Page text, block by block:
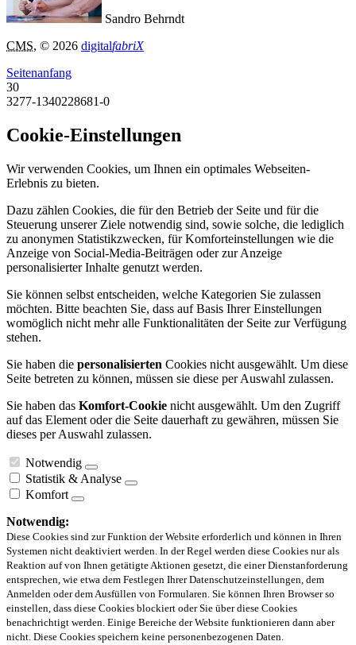
Sandro Behrndt
CMS, © 2026 digitalfabriX
Seitenanfang
30
3277-1340228681-0
Cookie-Einstellungen
Wir verwenden Cookies, um Ihnen ein optimales Webseiten-
Erlebnis zu bieten.
Dazu zählen Cookies, die für den Betrieb der Seite und für die
Steuerung unserer Ziele notwendig sind, sowie solche, die lediglich
zu anonymen Statistikzwecken, für Komforteinstellungen wie die
Anzeige von Social-Media-Beiträgen oder zur Anzeige
personalisierter Inhalte genutzt werden.
Sie können selbst entscheiden, welche Kategorien Sie zulassen
möchten. Bitte beachten Sie, dass auf Basis Ihrer Einstellungen
womöglich nicht mehr alle Funktionalitäten der Seite zur Verfügung
stehen.
Sie haben die personalisierten Cookies nicht ausgewählt. Um diese
Seite betreten zu können, müssen sie diese per Auswahl zulassen.
Sie haben das Komfort-Cookie nicht ausgewählt. Um den Zugriff
auf das Element oder die Seite dauerhaft zu gewähren, müssen Sie
dieses per Auswahl zulassen.
Notwendig
Statistik & Analyse
Komfort
Notwendig:
Diese Cookies sind zur Funktion der Website erforderlich und können in Ihren
Systemen nicht deaktiviert werden. In der Regel werden diese Cookies nur als
Reaktion auf von Ihnen getätigte Aktionen gesetzt, die einer Dienstanforderung
entsprechen, wie etwa dem Festlegen Ihrer Datenschutzeinstellungen, dem
Anmelden oder dem Ausfüllen von Formularen. Sie können Ihren Browser so
einstellen, dass diese Cookies blockiert oder Sie über diese Cookies
benachrichtigt werden. Einige Bereiche der Website funktionieren dann aber
nicht. Diese Cookies speichern keine personenbezogenen Daten.